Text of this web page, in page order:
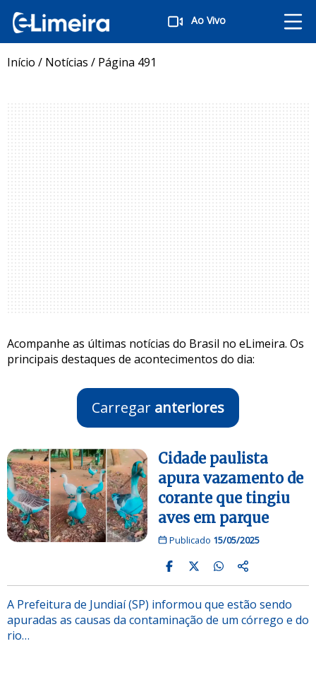
Ao Vivo
Início / Notícias / Página 491
Acompanhe as últimas notícias do Brasil no eLimeira. Os
principais destaques de acontecimentos do dia:
Carregar anteriores
Cidade paulista
apura vazamento de
corante que tingiu
aves em parque
Publicado 15/05/2025
A Prefeitura de Jundiaí (SP) informou que estão sendo
apuradas as causas da contaminação de um córrego e do
rio…